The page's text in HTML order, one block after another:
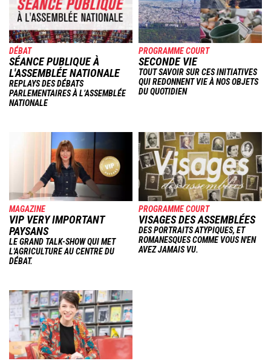
DÉBAT
SÉANCE PUBLIQUE À
L'ASSEMBLÉE NATIONALE
REPLAYS DES DÉBATS
PARLEMENTAIRES À L’ASSEMBLÉE
NATIONALE
PROGRAMME COURT
SECONDE VIE
TOUT SAVOIR SUR CES INITIATIVES
QUI REDONNENT VIE À NOS OBJETS
DU QUOTIDIEN
MAGAZINE
VIP VERY IMPORTANT
PAYSANS
LE GRAND TALK-SHOW QUI MET
L'AGRICULTURE AU CENTRE DU
DÉBAT.
Image
PROGRAMME COURT
VISAGES DES ASSEMBLÉES
DES PORTRAITS ATYPIQUES, ET
ROMANESQUES COMME VOUS N'EN
AVEZ JAMAIS VU.
Image